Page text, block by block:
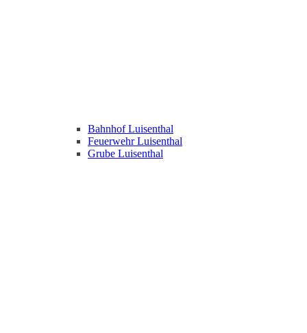
Bahnhof Luisenthal
Feuerwehr Luisenthal
Grube Luisenthal